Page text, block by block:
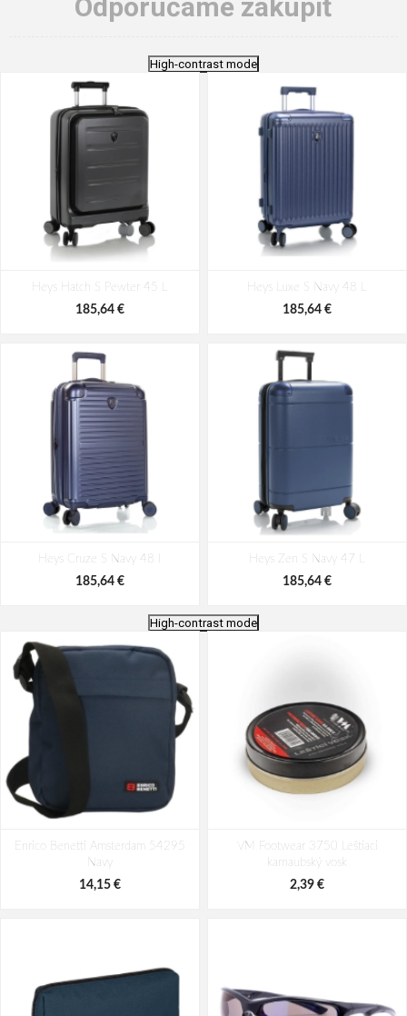
Odporúčame zakúpiť
High-contrast mode
Heys Hatch S Pewter 45 L
185,64 €
Heys Luxe S Navy 48 L
185,64 €
Heys Cruze S Navy 48 l
185,64 €
Heys Zen S Navy 47 L
185,64 €
185,64 € 196,52 €
High-contrast mode
Enrico Benetti Amsterdam 54295
Navy
14,15 €
VM Footwear 3750 Leštiaci
karnaubský vosk
2,39 €